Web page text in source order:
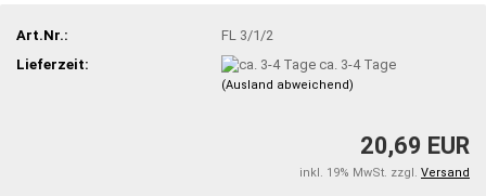
Art.Nr.:
FL 3/1/2
Lieferzeit:
ca. 3-4 Tage
(Ausland abweichend)
20,69 EUR
inkl. 19% MwSt. zzgl. Versand